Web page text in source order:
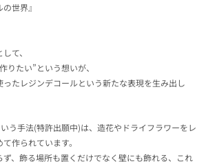
世界』
て、
りたい”という想いが、
たレジンデコールという新たな表現を生み出し
う手法(特許出願中)は、造花やドライフラワーをレ
作られています。
、飾る場所も置くだけでなく壁にも飾れる、これ